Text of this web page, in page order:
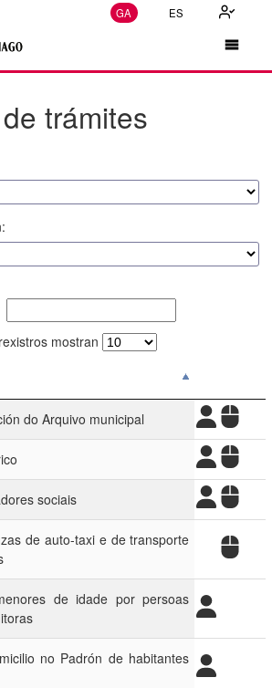
GA ES
trámites
mostran
do Arquivo municipal
sociais
de auto-taxi e de transporte
de idade por persoas
no Padrón de habitantes